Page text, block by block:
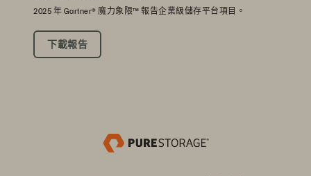
2025 年 Gartner® 魔力象限™ 報告企業級儲存平台項目。
下載報告